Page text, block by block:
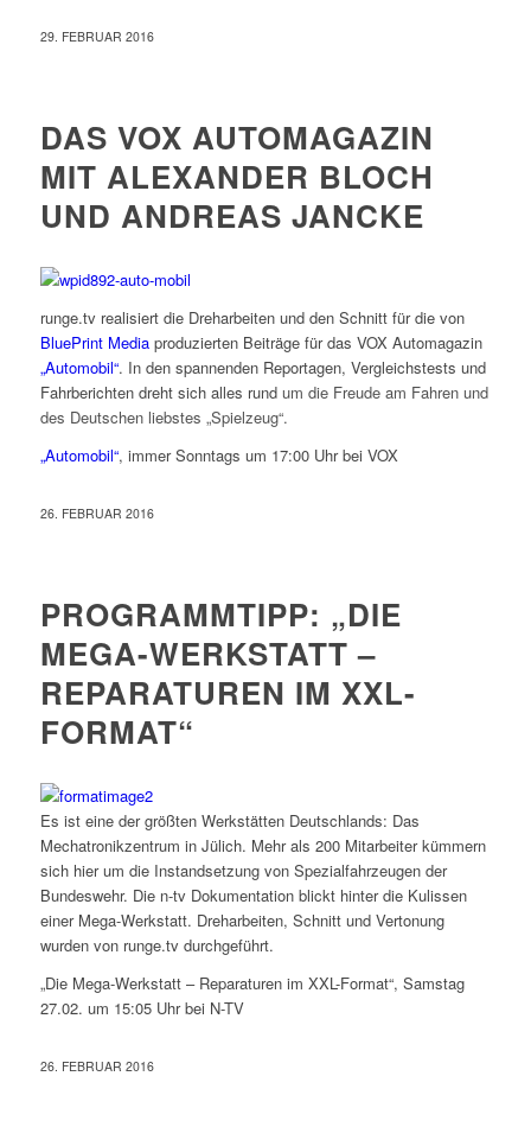
29. FEBRUAR 2016
DAS VOX AUTOMAGAZIN
MIT ALEXANDER BLOCH
UND ANDREAS JANCKE
runge.tv realisiert die Dreharbeiten und den Schnitt für die von
BluePrint Media produzierten Beiträge für das VOX Automagazin
„Automobil“. In den spannenden Reportagen, Vergleichstests und
Fahrberichten dreht sich alles rund um die Freude am Fahren und
des Deutschen liebstes „Spielzeug“.
„Automobil“, immer Sonntags um 17:00 Uhr bei VOX
26. FEBRUAR 2016
PROGRAMMTIPP: „DIE
MEGA-WERKSTATT –
REPARATUREN IM XXL-
FORMAT“
Es ist eine der größten Werkstätten Deutschlands: Das
Mechatronikzentrum in Jülich. Mehr als 200 Mitarbeiter kümmern
sich hier um die Instandsetzung von Spezialfahrzeugen der
Bundeswehr. Die n-tv Dokumentation blickt hinter die Kulissen
einer Mega-Werkstatt. Dreharbeiten, Schnitt und Vertonung
wurden von runge.tv durchgeführt.
„Die Mega-Werkstatt – Reparaturen im XXL-Format“, Samstag
27.02. um 15:05 Uhr bei N-TV
26. FEBRUAR 2016